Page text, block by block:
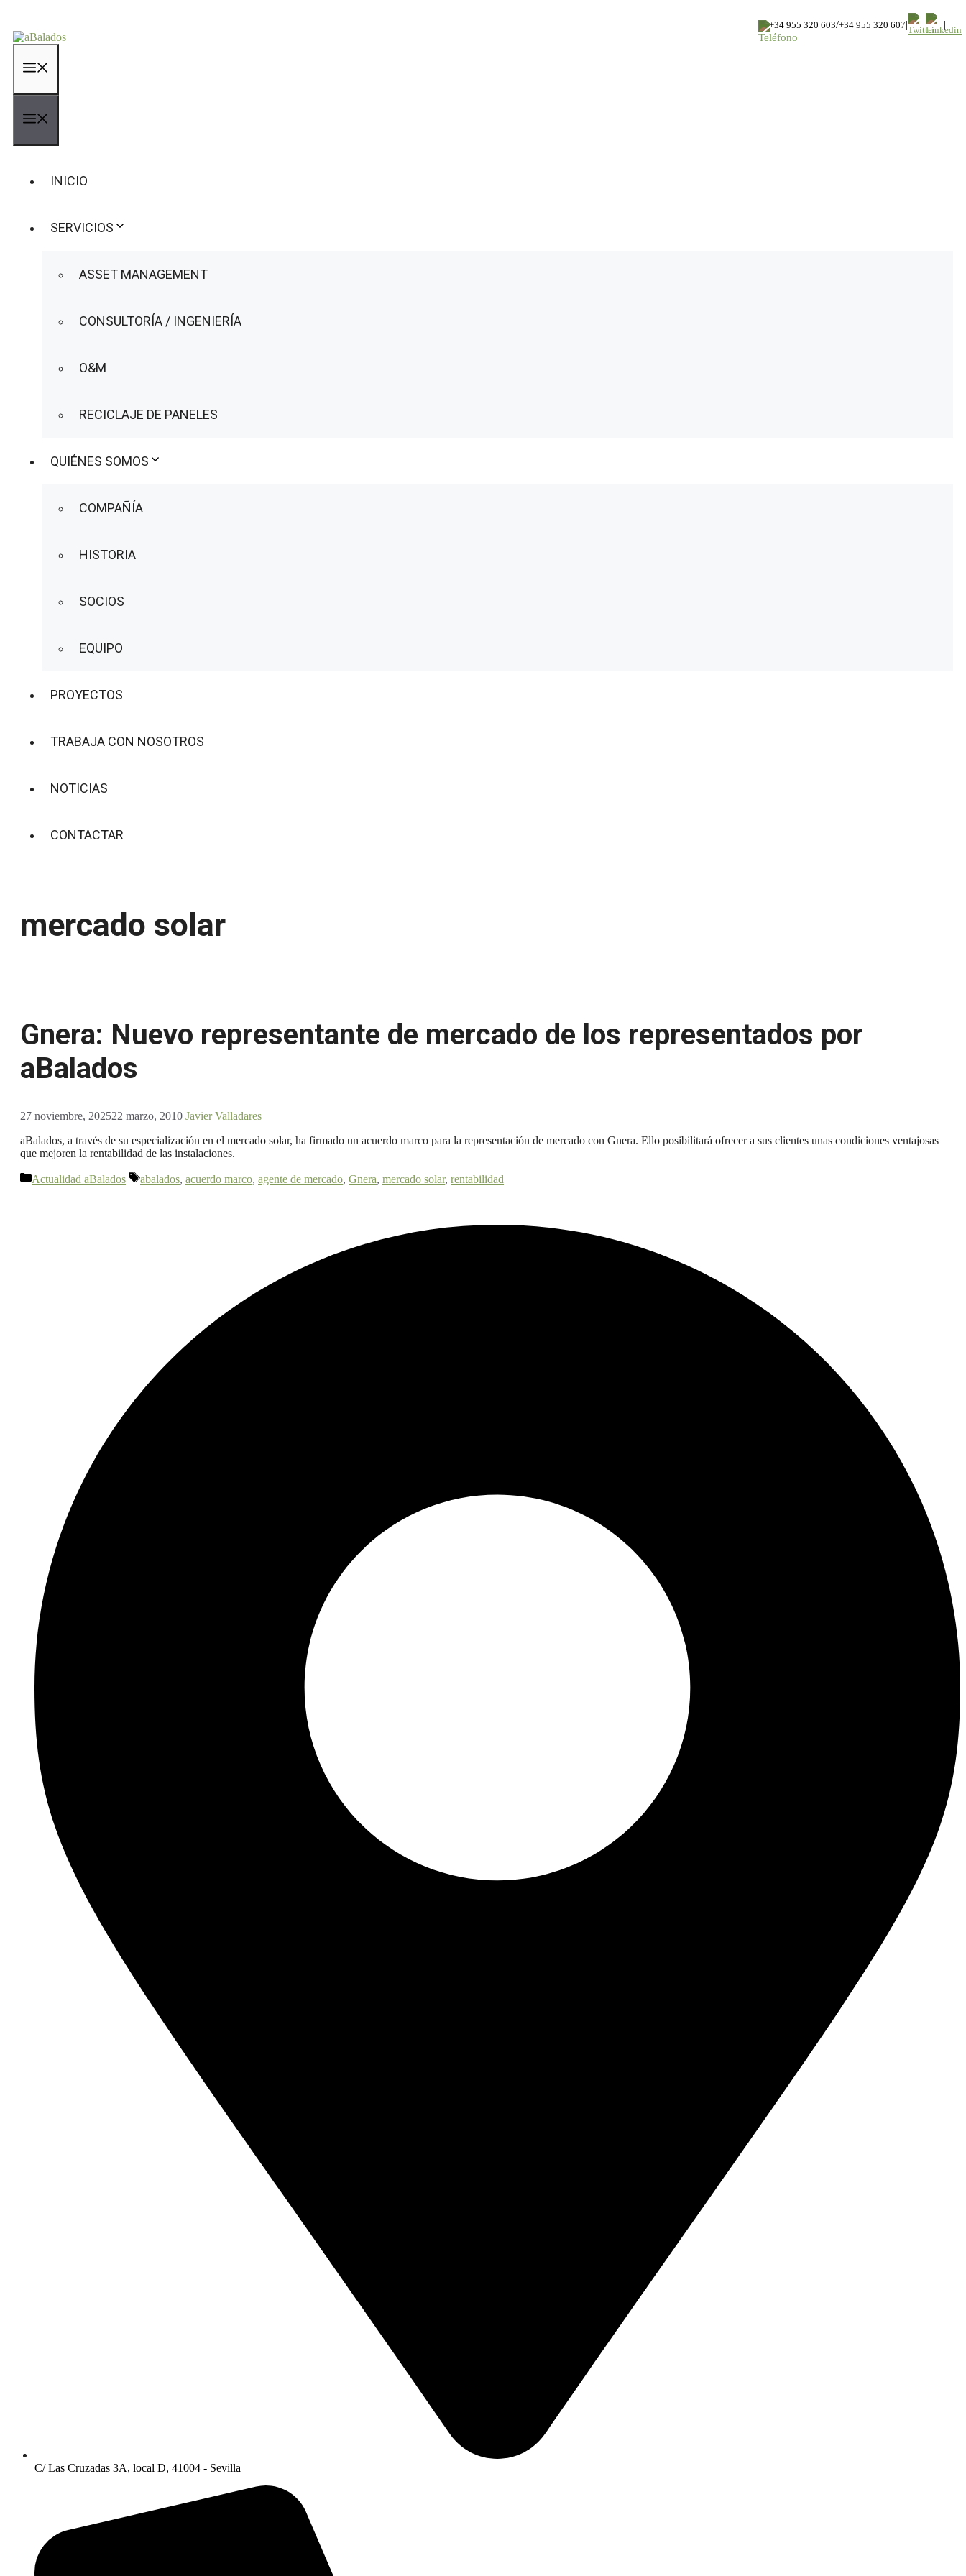
contenido
+34 955 320 603/+34 955 320 607| |
INICIO
SERVICIOS
ASSET MANAGEMENT
CONSULTORÍA / INGENIERÍA
O&M
RECICLAJE DE PANELES
QUIÉNES SOMOS
COMPAÑÍA
HISTORIA
SOCIOS
EQUIPO
PROYECTOS
TRABAJA CON NOSOTROS
NOTICIAS
CONTACTAR
mercado solar
Gnera: Nuevo representante de mercado de los representados por
aBalados
27 noviembre, 202522 marzo, 2010 Javier Valladares
aBalados, a través de su especialización en el mercado solar, ha firmado un acuerdo marco para la representación de mercado con Gnera. Ello posibilitará ofrecer a sus clientes unas condiciones ventajosas
que mejoren la rentabilidad de las instalaciones.
Categorías
Actualidad aBalados Etiquetas
abalados, acuerdo marco, agente de mercado, Gnera, mercado solar, rentabilidad
C/ Las Cruzadas 3A, local D, 41004 - Sevilla